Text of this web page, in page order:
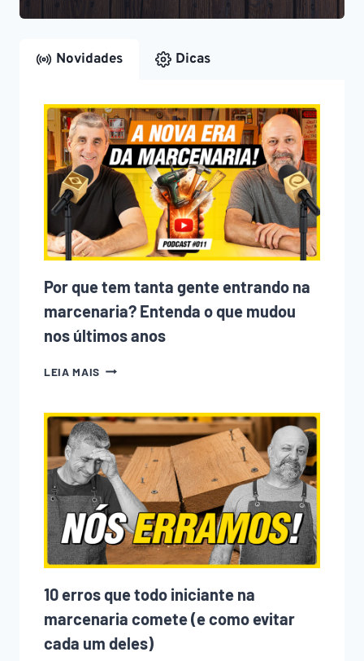
Novidades Dicas
Por que tem tanta gente entrando na
marcenaria? Entenda o que mudou
nos últimos anos
LEIA MAIS POR
TANTA
GENTE
ENTRANDO
NA
MARCENARIA?
ENTENDA
O
QUE
MUDOU
NOS
ÚLTIMOS
10 erros que todo iniciante na
marcenaria comete (e como evitar
cada um deles)